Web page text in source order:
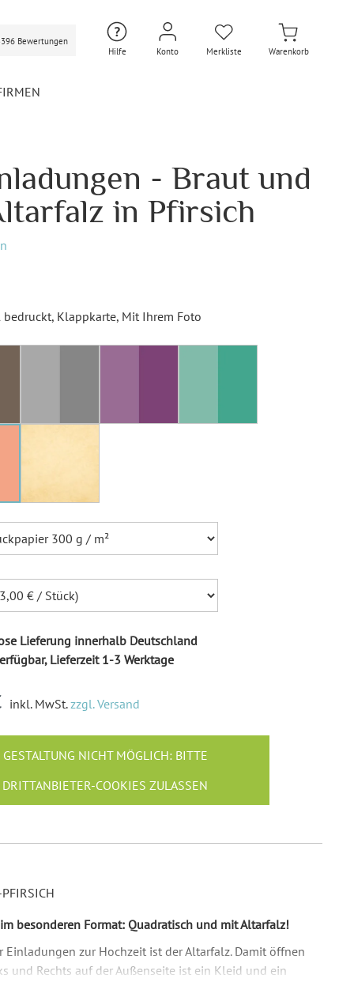
Bewertungen
Hilfe
Konto Merkliste Warenkorb
Hochzeit Extras
Hochzeit Briefumschläge
Personalisierte Hochzeit
Flaschenetiketten
Hochzeit
Hochzeit
Willkommensschilder
- Braut und
in Pfirsich
, Klappkarte, Mit Ihrem Foto
Lieferung innerhalb Deutschland
Lieferzeit 1-3 Werktage
inkl. MwSt.zzgl. Versand
GESTALTUNG NICHT MÖGLICH: BITTE
DRITTANBIETER-COOKIES ZULASSEN
besonderen Format: Quadratisch und mit Altarfalz!
Einladungen zur Hochzeit ist der Altarfalz. Damit öffnen
und Rechts auf der Außenseite ist ein Kleid und ein